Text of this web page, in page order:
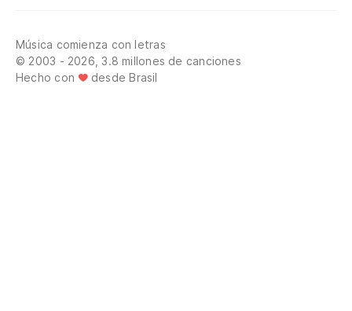
Música comienza con letras
© 2003 - 2026, 3.8 millones de canciones
Hecho con
desde Brasil